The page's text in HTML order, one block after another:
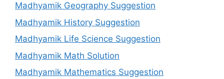
Madhyamik Geography Suggestion
Madhyamik History Suggestion
Madhyamik Life Science Suggestion
Madhyamik Math Solution
Madhyamik Mathematics Suggestion